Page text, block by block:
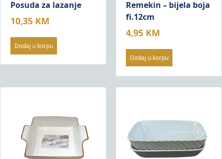
Posuda za lazanje
10,35 KM
Dodaj u korpu
Remekin – bijela boja
fi.12cm
4,95 KM
Dodaj u korpu